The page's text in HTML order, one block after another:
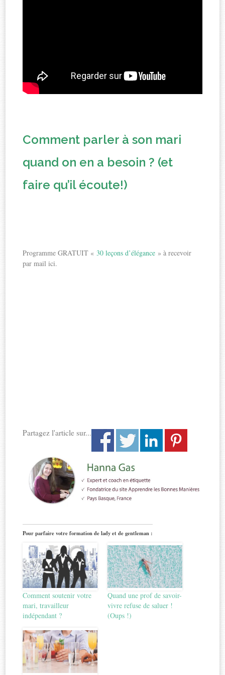
Comment parler à son mari
quand on en a besoin ? (et
faire qu’il écoute!)
Programme GRATUIT «30 leçons d’élégance » à recevoir
par mail ici.
Partagez l'article sur...
Pour parfaire votre formation de lady et de gentleman :
Comment soutenir votre
mari, travailleur
indépendant ?
Quand une prof de savoir-
vivre refuse de saluer !
(Oups !)